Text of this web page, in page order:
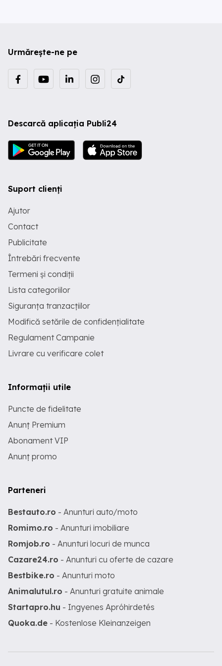
Urmărește-ne pe
Descarcă aplicația Publi24
Suport clienți
Ajutor
Contact
Publicitate
Întrebări frecvente
Termeni și condiții
Lista categoriilor
Siguranța tranzacțiilor
Modifică setările de confidențialitate
Regulament Campanie
Livrare cu verificare colet
Informații utile
Puncte de fidelitate
Anunț Premium
Abonament VIP
Anunț promo
Parteneri
Bestauto.ro - Anunturi auto/moto
Romimo.ro - Anunturi imobiliare
Romjob.ro - Anunturi locuri de munca
Cazare24.ro - Anunturi cu oferte de cazare
Bestbike.ro - Anunturi moto
Animalutul.ro - Anunturi gratuite animale
Startapro.hu - Ingyenes Apróhirdetés
Quoka.de - Kostenlose Kleinanzeigen